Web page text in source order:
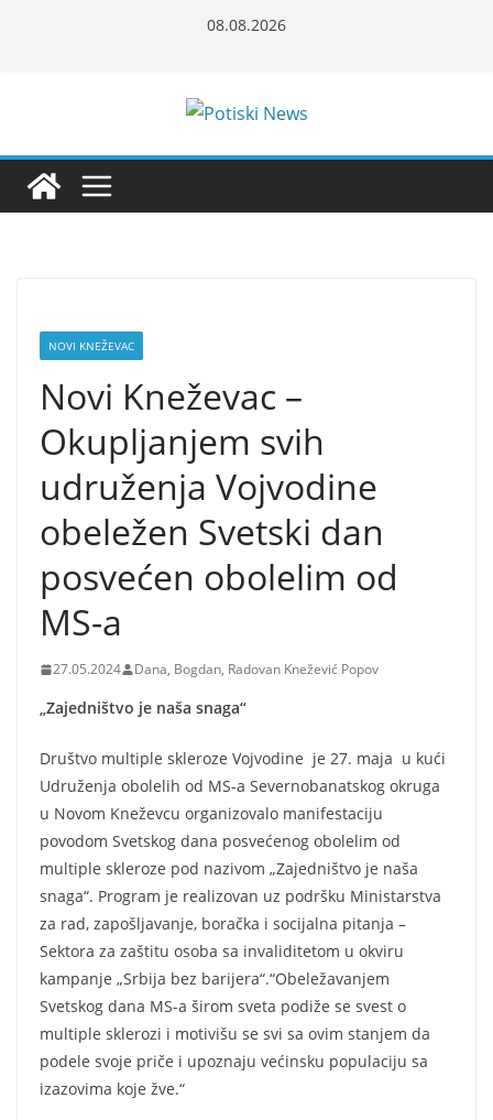
08.08.2026
NOVI KNEŽEVAC
Novi Kneževac –
Okupljanjem svih
udruženja Vojvodine
obeležen Svetski dan
posvećen obolelim od
MS-a
27.05.2024 Dana, Bogdan, Radovan Knežević Popov
„Zajedništvo je naša snaga“
Društvo multiple skleroze Vojvodine je 27. maja u kući
Udruženja obolelih od MS-a Severnobanatskog okruga
u Novom Kneževcu organizovalo manifestaciju
povodom Svetskog dana posvećenog obolelim od
multiple skleroze pod nazivom „Zajedništvo je naša
snaga“. Program je realizovan uz podršku Ministarstva
za rad, zapošljavanje, boračka i socijalna pitanja –
Sektora za zaštitu osoba sa invaliditetom u okviru
kampanje „Srbija bez barijera“.“Obeležavanjem
Svetskog dana MS-a širom sveta podiže se svest o
multiple sklerozi i motivišu se svi sa ovim stanjem da
podele svoje priče i upoznaju većinsku populaciju sa
izazovima koje žve.“